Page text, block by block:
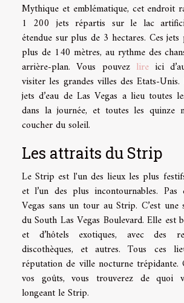
Mythique et emblématique, cet endroit
1 200 jets répartis sur le lac
étendue sur plus de 3 hectares. Ces jets
plus de 140 mètres, au rythme des
arrière-plan. Vous pouvez lireici
visiter les grandes villes des Etats-Unis.
jets d’eau de Las Vegas a lieu toutes
dans la journée, et toutes les quinze
coucher du soleil.
Les attraits du Strip
Le Strip est l'un des lieux les plus
et l’un des plus incontournables.
Vegas sans un tour au Strip. C’est une
du South Las Vegas Boulevard. Elle est
et d’hôtels exotiques, avec des
discothèques, et autres. Tous ces
réputation de ville nocturne trépidante.
vos goûts, vous trouverez de quoi
longeant le Strip.